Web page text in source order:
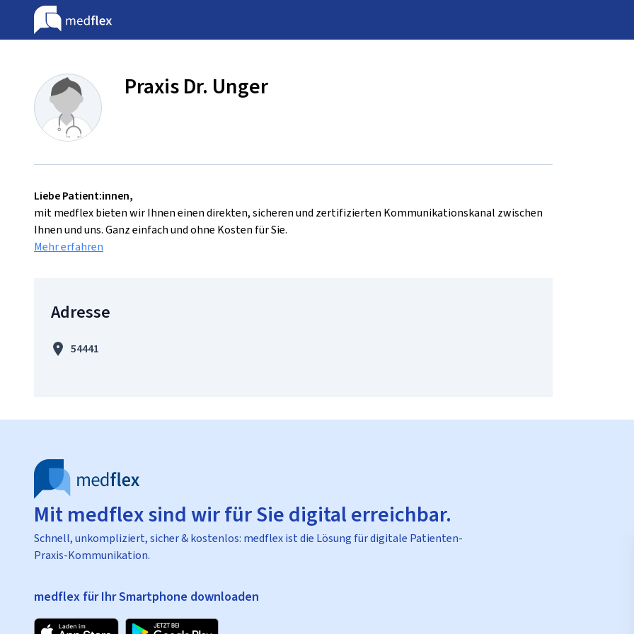
Praxis Dr. Unger
Liebe Patient:innen,
mit medflex bieten wir Ihnen einen direkten, sicheren und zertifizierten Kommunikationskanal zwischen
Ihnen und uns. Ganz einfach und ohne Kosten für Sie.
Mehr erfahren
Adresse
54441
Mit medflex sind wir für Sie digital erreichbar.
Schnell, unkompliziert, sicher & kostenlos: medflex ist die Lösung für digitale Patienten-
Praxis-Kommunikation.
medflex für Ihr Smartphone downloaden